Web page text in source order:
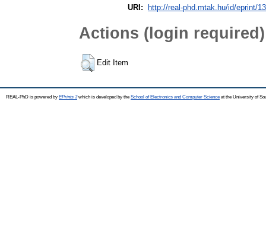
URI:
http://real-phd.mtak.hu/id/eprint/
Actions (login required)
Edit Item
REAL-PhD is powered by EPrints 3which is developed by the School of Electronics and Computer Science at the University of